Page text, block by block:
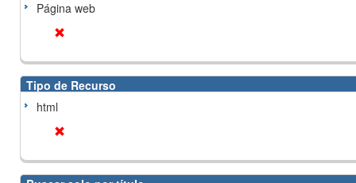
Página web
Tipo de Recurso
html